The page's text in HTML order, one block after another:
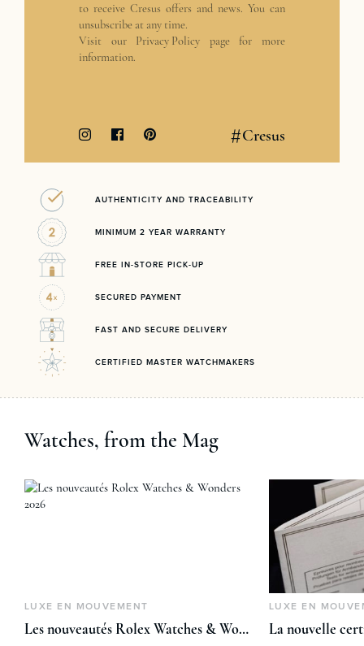
to receive Cresus offers and news. You can
unsubscribe at any time.
Visit our Privacy Policy page for more
information.
#Cresus
AUTHENTICITY AND TRACEABILITY
MINIMUM 2 YEAR WARRANTY
FREE IN-STORE PICK-UP
SECURED PAYMENT
FAST AND SECURE DELIVERY
CERTIFIED MASTER WATCHMAKERS
Watches, from the Mag
LUXE EN MOUVEMENT
Les nouveautés Rolex Watches & Wonders 2026
LUXE EN
La nouvelle